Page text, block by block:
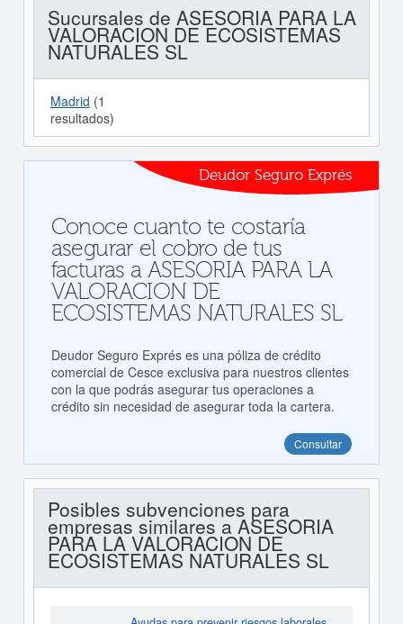
Sucursales de ASESORIA PARA LA
VALORACION DE ECOSISTEMAS
NATURALES SL
Madrid (1
resultados)
Deudor Seguro Exprés
Conoce cuanto te costaría
asegurar el cobro de tus
facturas a ASESORIA PARA LA
VALORACION DE
ECOSISTEMAS NATURALES SL
Deudor Seguro Exprés es una póliza de crédito
comercial de Cesce exclusiva para nuestros clientes
con la que podrás asegurar tus operaciones a
crédito sin necesidad de asegurar toda la cartera.
Consultar
Posibles subvenciones para
empresas similares a ASESORIA
PARA LA VALORACION DE
ECOSISTEMAS NATURALES SL